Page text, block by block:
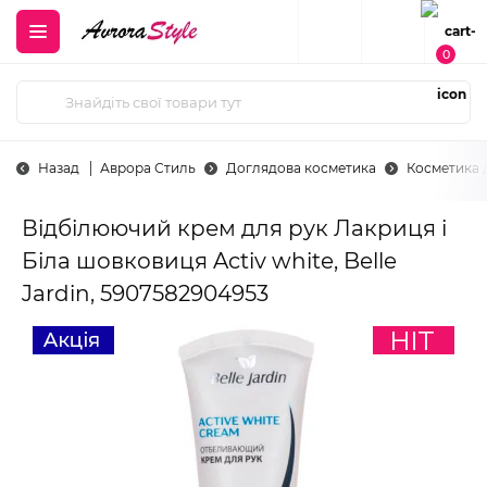
0
Назад Аврора Стиль Доглядова косметика Косметика
Відбілюючий крем для рук Лакриця і
Біла шовковиця Activ white, Belle
Jardin, 5907582904953